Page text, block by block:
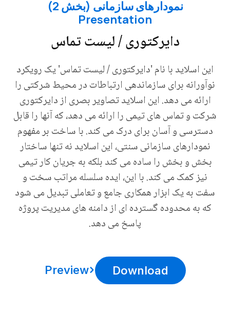
نمودارهای سازمانی (بخش 2)
Presentation
دایرکتوری / لیست تماس
این اسلاید با نام 'دایرکتوری / لیست تماس' یک رویکرد
نوآورانه برای سازماندهی ارتباطات در محیط شرکتی را
ارائه می دهد. این اسلاید تصاویر بصری از دایرکتوری
شرکت و تماس های تیمی را ارائه می دهد، که آنها را قابل
دسترسی و آسان برای درک می کند. با ساخت بر مفهوم
نمودارهای سازمانی سنتی، این اسلاید نه تنها ساختار
بخش و بخش را ساده می کند بلکه به جریان کار تیمی
نیز کمک می کند. با این، ایده سلسله مراتب سخت و
سفت به یک ابزار همکاری جامع و تعاملی تبدیل می شود
که به محدوده گسترده ای از دامنه های مدیریت پروژه
پاسخ می دهد.
Download
Preview